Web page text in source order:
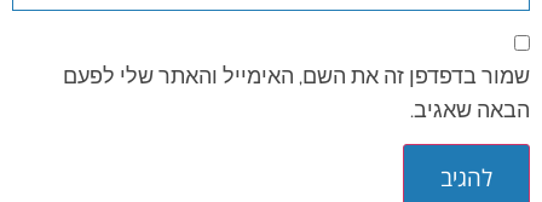
שמור בדפדפן זה את השם, האימייל והאתר שלי לפעם
הבאה שאגיב.